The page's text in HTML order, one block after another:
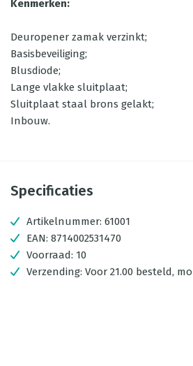
Kenmerken:
Deuropener zamak verzinkt;
Basisbeveiliging;
Blusdiode;
Lange vlakke sluitplaat;
Sluitplaat staal brons gelakt;
Inbouw.
Specificaties
Artikelnummer: 61001
EAN: 8714002531470
Voorraad: 10
Verzending: Voor 21.00 besteld,